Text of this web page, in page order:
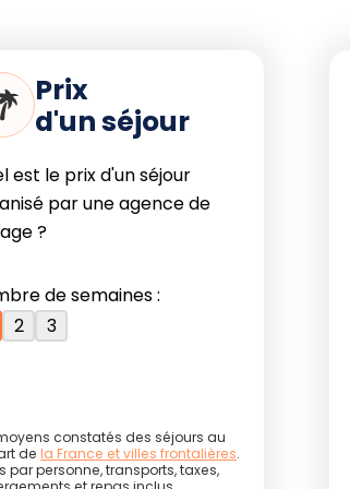
observation de la
baignade),
embarquez pour
Kings Canyon et
aventuriers).
et
Prix
d'un séjour
est le prix d'un séjour
par une agence de
?
de semaines :
2 3
constatés des séjours au
de la France et villes frontalières.
par personne, transports, taxes,